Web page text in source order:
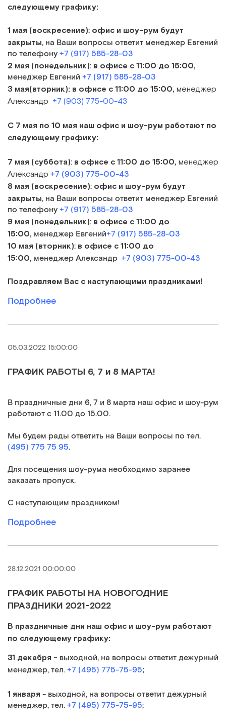
следующему графику:
1 мая (воскресение): офис и шоу-рум будут
закрыты, на Ваши вопросы ответит менеджер Евгений
по телефону+7 (917) 585-28-03
2 мая (понедельник): в офисе с 11:00 до 15:00,
менеджер Евгений +7 (917) 585-28-03
3 мая(вторник): в офисе с 11:00 до 15:00, менеджер
Александр +7 (903) 775-00-43
С 7 мая по 10 мая наш офис и шоу-рум работают по
следующему графику:
7 мая (суббота): в офисе с 11:00 до 15:00, менеджер
Александр +7 (903) 775-00-43
8 мая (воскресение): офис и шоу-рум будут
закрыты, на Ваши вопросы ответит менеджер Евгений
по телефону+7 (917) 585-28-03
9 мая (понедельник): в офисе с 11:00 до
15:00, менеджер Евгений+7 (917) 585-28-03
10 мая (вторник): в офисе с 11:00 до
15:00, менеджер Александр +7 (903) 775-00-43
Поздравляем Вас с наступающими праздниками!
Подробнее
05.03.2022 15:00:00
ГРАФИК РАБОТЫ 6, 7 и 8 МАРТА!
В праздничные дни 6, 7 и 8 марта наш офис и шоу-рум
работают с 11.00 до 15.00.
Мы будем рады ответить на Ваши вопросы по тел.
(495) 775 75 95.
Для посещения шоу-рума необходимо заранее
заказать пропуск.
С наступающим праздником!
Подробнее
28.12.2021 00:00:00
ГРАФИК РАБОТЫ НА НОВОГОДНИЕ
ПРАЗДНИКИ 2021-2022
В праздничные дни наш офис и шоу-рум работают
по следующему графику:
31 декабря - выходной, на вопросы ответит дежурный
менеджер, тел.+7 (495) 775-75-95;
1 января - выходной, на вопросы ответит дежурный
менеджер, тел.+7 (495) 775-75-95;